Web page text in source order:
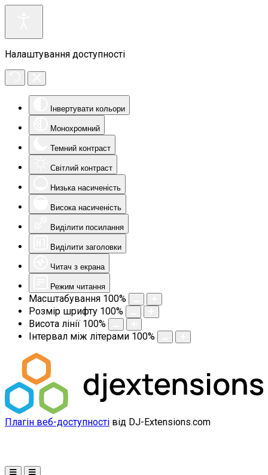
Налаштування доступності
Інвертувати кольори
Монохромний
Темний контраст
Світлий контраст
Низька насиченість
Висока насиченість
Виділити посилання
Виділити заголовки
Читач з екрана
Режим читання
Масштабування 100%
Розмір шрифту 100%
Висота лінії 100%
Інтервал між літерами 100%
Плагін веб-доступності від DJ-Extensions.com